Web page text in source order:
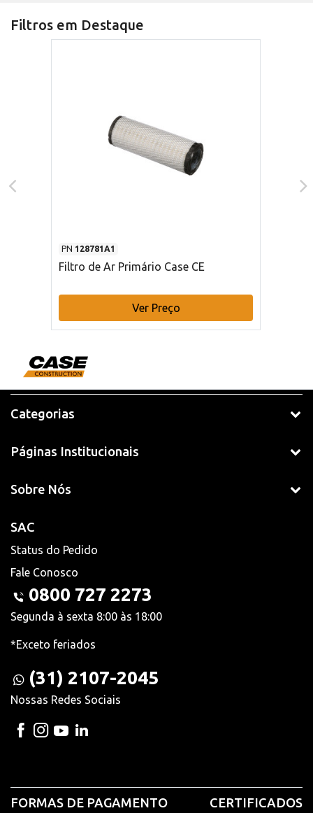
Filtros em Destaque
PN 128781A1
Filtro de Ar Primário Case CE
Ver Preço
Categorias
Páginas Institucionais
Sobre Nós
SAC
Status do Pedido
Fale Conosco
0800 727 2273
Segunda à sexta 8:00 às 18:00
*Exceto feriados
(31) 2107-2045
Nossas Redes Sociais
FORMAS DE PAGAMENTO CERTIFICADOS